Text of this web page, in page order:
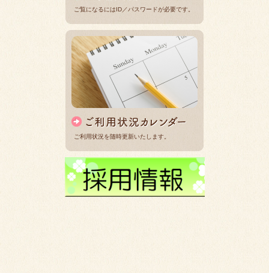
ご覧になるにはID／パスワードが必要です。
ご利用状況を随時更新いたします。